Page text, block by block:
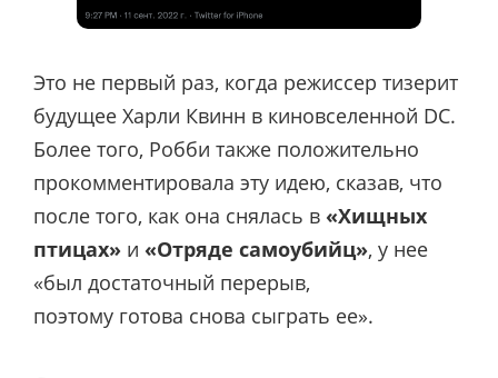
Это не первый раз, когда режиссер тизерит
будущее Харли Квинн в киновселенной DC.
Более того, Робби также положительно
прокомментировала эту идею, сказав, что
после того, как она снялась в «Хищных
птицах» и «Отряде самоубийц», у нее
«был достаточный перерыв,
поэтому готова снова сыграть ее».